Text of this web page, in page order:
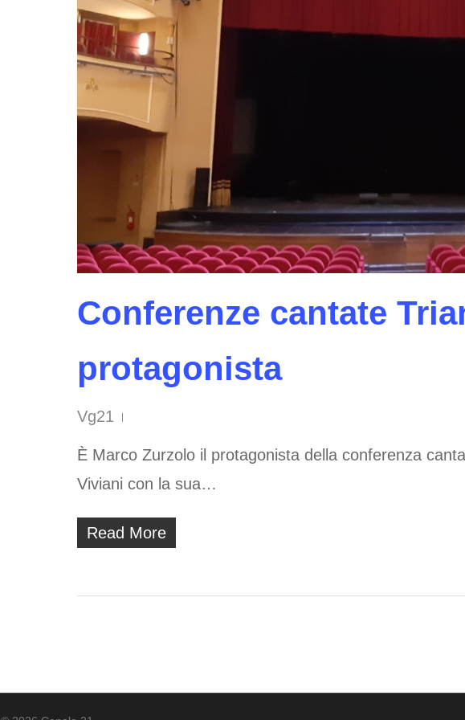
Conferenze cantate
protagonista
Vg21
È Marco Zurzolo il protagonista della conferenza
Viviani con la sua…
Read More